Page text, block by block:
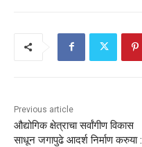
Previous article
औद्योगिक क्षेत्राचा सर्वांगीण विकास
साधून जगापुढे आदर्श निर्माण करुया :